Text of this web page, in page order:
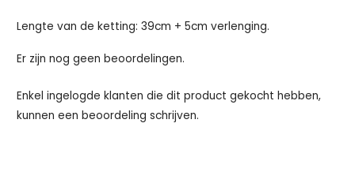
Lengte van de ketting: 39cm + 5cm verlenging.
Er zijn nog geen beoordelingen.
Enkel ingelogde klanten die dit product gekocht hebben,
kunnen een beoordeling schrijven.